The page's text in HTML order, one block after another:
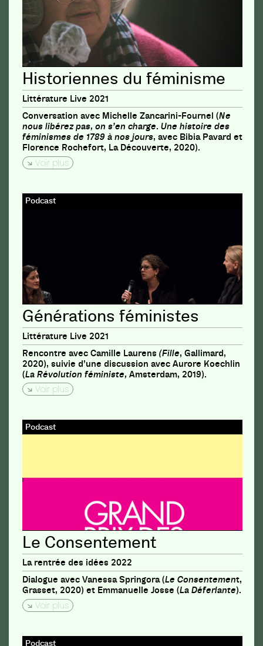
Historiennes du féminisme
Littérature Live 2021
Conversation avec Michelle Zancarini-Fournel (Ne
nous libérez pas, on s’en charge. Une histoire des
féminismes de 1789 à nos jours, avec Bibia Pavard et
Florence Rochefort, La Découverte, 2020).
Voir plus
Podcast
Générations féministes
Littérature Live 2021
Rencontre avec Camille Laurens (Fille, Gallimard,
2020), suivie d’une discussion avec Aurore Koechlin
(La Révolution féministe, Amsterdam, 2019).
Voir plus
Podcast
Le Consentement
La rentrée des idées 2022
Dialogue avec Vanessa Springora (Le Consentement,
Grasset, 2020) et Emmanuelle Josse (La Déferlante).
Voir plus
Podcast